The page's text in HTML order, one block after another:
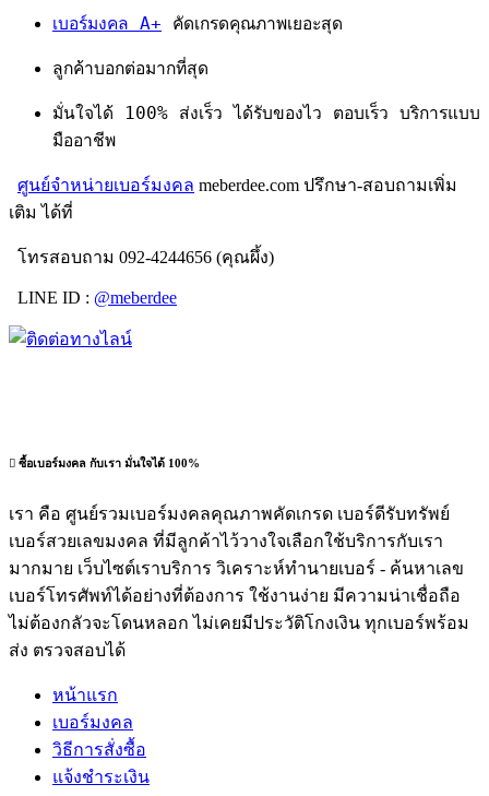
เบอร์มงคล A+ คัดเกรดคุณภาพเยอะสุด
ลูกค้าบอกต่อมากที่สุด
มั่นใจได้ 100% ส่งเร็ว ได้รับของไว ตอบเร็ว บริการแบบ
มืออาชีพ
ศูนย์จำหน่ายเบอร์มงคล meberdee.com ปรึกษา-สอบถามเพิ่ม
เติม ได้ที่
โทรสอบถาม 092-4244656 (คุณผึ้ง)
LINE ID : @meberdee
ซื้อเบอร์มงคล กับเรา มั่นใจได้ 100%
เรา คือ ศูนย์รวมเบอร์มงคลคุณภาพคัดเกรด เบอร์ดีรับทรัพย์
เบอร์สวยเลขมงคล ที่มีลูกค้าไว้วางใจเลือกใช้บริการกับเรา
มากมาย เว็บไซต์เราบริการ วิเคราะห์ทำนายเบอร์ - ค้นหาเลข
เบอร์โทรศัพท์ได้อย่างที่ต้องการ ใช้งานง่าย มีความน่าเชื่อถือ
ไม่ต้องกลัวจะโดนหลอก ไม่เคยมีประวัติโกงเงิน ทุกเบอร์พร้อม
ส่ง ตรวจสอบได้
หน้าแรก
เบอร์มงคล
วิธีการสั่งซื้อ
แจ้งชำระเงิน